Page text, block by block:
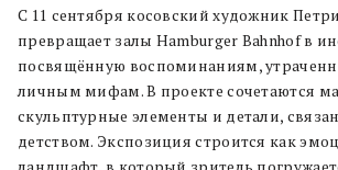
С 11 сентября косовский художник
превращает залы Hamburger Bahnhof в
посвящённую воспоминаниям,
личным мифам. В проекте сочетаются
скульптурные элементы и детали,
детством. Экспозиция строится как